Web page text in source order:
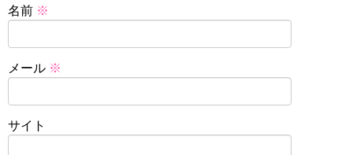
名前 ※
メール ※
サイト